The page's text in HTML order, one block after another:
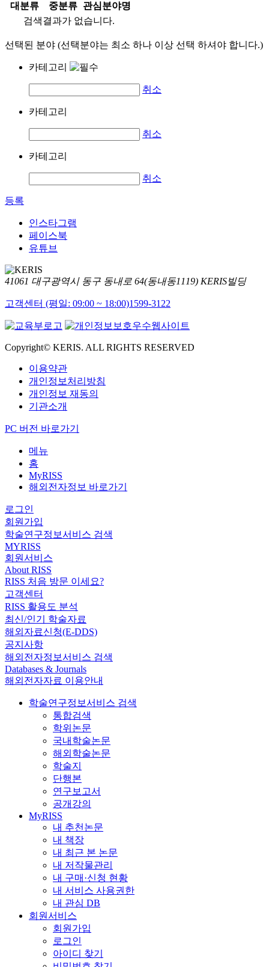
대분류
중분류
관심분야명
검색결과가 없습니다.
선택된 분야 (선택분야는 최소 하나 이상 선택 하셔야 합니다.)
카테고리
취소
카테고리
취소
카테고리
취소
등록
인스타그램
페이스북
유튜브
41061 대구광역시 동구 동내로 64(동내동1119) KERIS빌딩
고객센터 (평일: 09:00 ~ 18:00)1599-3122
Copyright© KERIS. ALL RIGHTS RESERVED
이용약관
개인정보처리방침
개인정보 재동의
기관소개
PC 버전 바로가기
메뉴
홈
MyRISS
해외전자정보 바로가기
로그인
회원가입
학술연구정보서비스 검색
MYRISS
회원서비스
About RISS
RISS 처음 방문 이세요?
고객센터
RISS 활용도 분석
최신/인기 학술자료
해외자료신청(E-DDS)
공지사항
해외전자정보서비스 검색
Databases & Journals
해외전자자료 이용안내
학술연구정보서비스 검색
통합검색
학위논문
국내학술논문
해외학술논문
학술지
단행본
연구보고서
공개강의
MyRISS
내 추천논문
내 책장
내 최근 본 논문
내 저작물관리
내 구매·신청 현황
내 서비스 사용권한
내 관심 DB
회원서비스
회원가입
로그인
아이디 찾기